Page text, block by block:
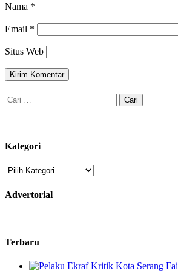
Nama *
Email *
Situs Web
Cari
untuk:
Kategori
Kategori
Advertorial
Terbaru